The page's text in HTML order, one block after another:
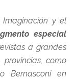
Imaginación y el
especial
a grandes
como
Bernasconi en